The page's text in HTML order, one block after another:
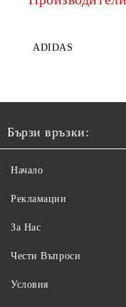
ADIDAS
Бързи връзки:
Начало
Рекламации
За Нас
Чести Въпроси
Условия